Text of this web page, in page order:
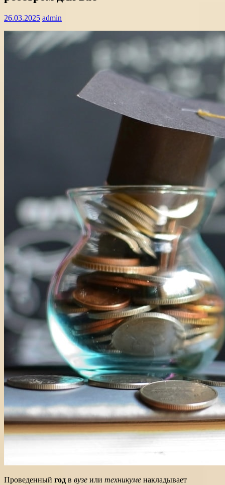
26.03.2025 admin
Проведенный год в вузе или техникуме накладывает